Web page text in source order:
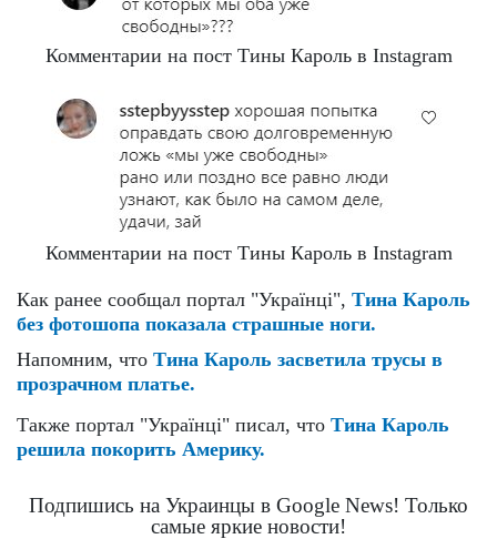
Комментарии на пост Тины Кароль в Instagram
Комментарии на пост Тины Кароль в Instagram
Как ранее сообщал портал "Українці", Тина Кароль
без фотошопа показала страшные ноги.
Напомним, что Тина Кароль засветила трусы в
прозрачном платье.
Также портал "Українці" писал, что Тина Кароль
решила покорить Америку.
Подпишись на Украинцы в Google News! Только
самые яркие новости!